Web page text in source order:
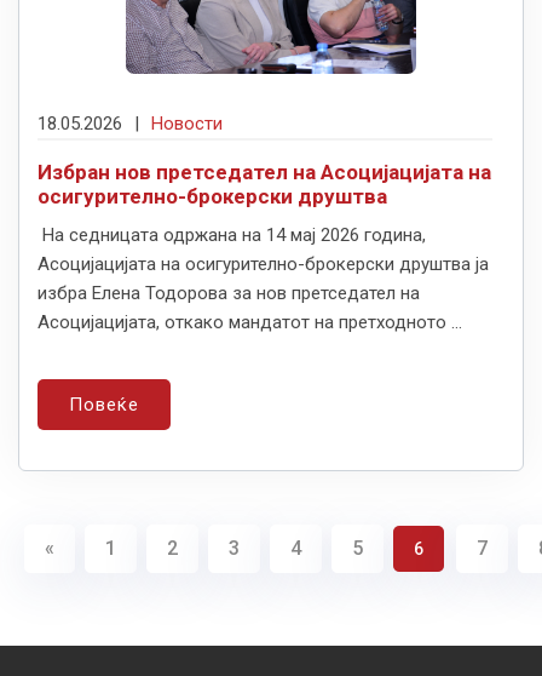
18.05.2026 | Новости
Избран нов претседател на Асоцијацијата на
осигурително-брокерски друштва
На седницата одржана на 14 мај 2026 година,
Асоцијацијата на осигурително-брокерски друштва ја
избра Елена Тодорова за нов претседател на
Асоцијацијата, откако мандатот на претходното ...
Повеќе
« 1 2 3 4 5 6 7